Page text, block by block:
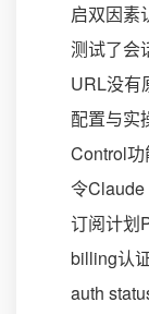
启双因素
测试了
URL没有
配置与实
Control
令
订阅计划
billing认
auth